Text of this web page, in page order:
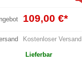
109,00 €*
Kostenloser Versand
Lieferbar